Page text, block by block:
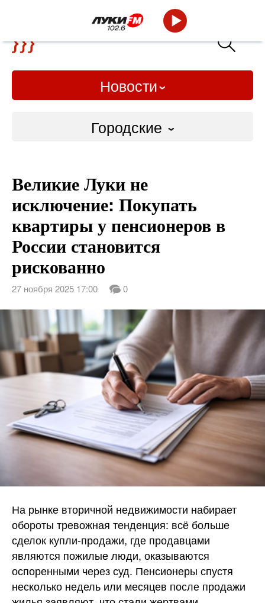
Новости
Городские
Слово Дело
Народные
ВТРК
Великие Луки не
исключение: Покупать
квартиры у пенсионеров в
России становится
рискованно
27 ноября 2025 17:00 0
На рынке вторичной недвижимости набирает
обороты тревожная тенденция: всё больше
сделок купли-продажи, где продавцами
являются пожилые люди, оказываются
оспоренными через суд. Пенсионеры спустя
несколько недель или месяцев после продажи